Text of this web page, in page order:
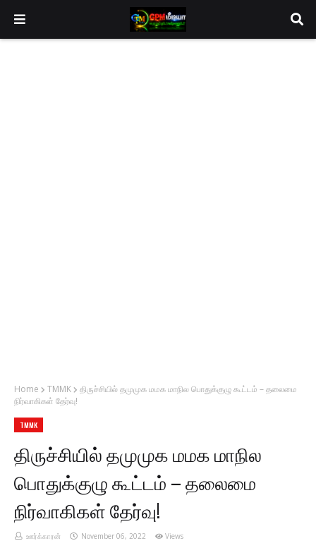
Home TMMK
திருச்சியில் தமுமுக மமக மாநில பொதுக்குழு கூட்டம் – தலைமை
நிர்வாகிகள் தேர்வு!
TMMK
திருச்சியில் தமுமுக மமக மாநில
பொதுக்குழு கூட்டம் – தலைமை
நிர்வாகிகள் தேர்வு!
ஊர்க்காரன் November 06, 2022 Views